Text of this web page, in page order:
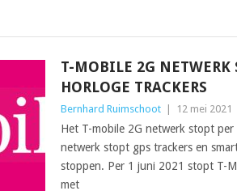
T-MOBILE 2G NETWERK
HORLOGE TRACKERS
Bernhard Ruimschoot 12 mei 2021
Het T-mobile 2G netwerk stopt
netwerk stopt gps trackers en
stoppen. Per 1 juni 2021 stopt T-
met